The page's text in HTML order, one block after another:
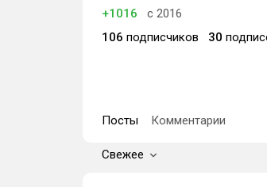
+1016
с 2016
106 подписчиков 30
Посты Комментарии
Свежее